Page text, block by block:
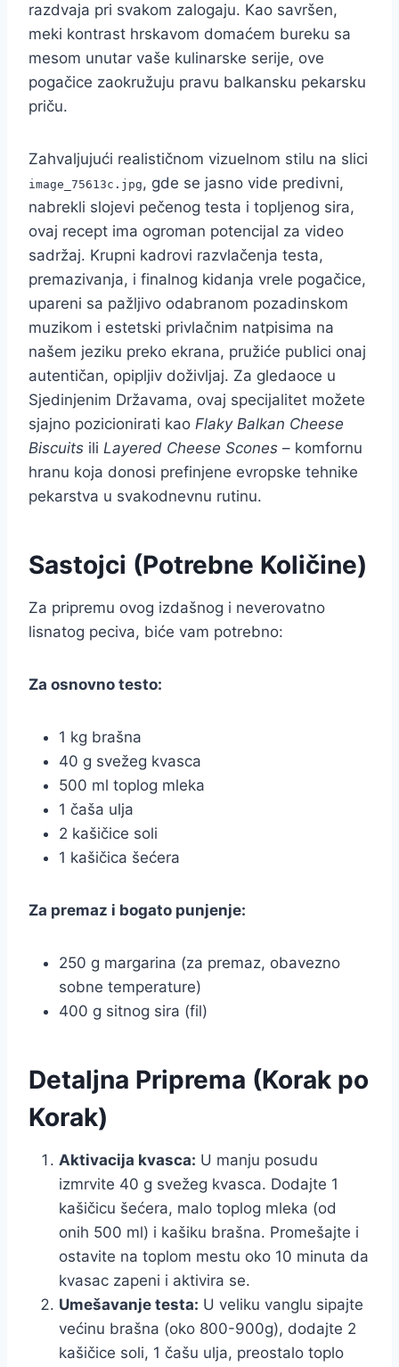
razdvaja pri svakom zalogaju. Kao savršen,
meki kontrast hrskavom domaćem bureku sa
mesom unutar vaše kulinarske serije, ove
pogačice zaokružuju pravu balkansku pekarsku
priču.
Zahvaljujući realističnom vizuelnom stilu na slici
image_75613c.jpg, gde se jasno vide predivni,
nabrekli slojevi pečenog testa i topljenog sira,
ovaj recept ima ogroman potencijal za video
sadržaj. Krupni kadrovi razvlačenja testa,
premazivanja, i finalnog kidanja vrele pogačice,
upareni sa pažljivo odabranom pozadinskom
muzikom i estetski privlačnim natpisima na
našem jeziku preko ekrana, pružiće publici onaj
autentičan, opipljiv doživljaj. Za gledaoce u
Sjedinjenim Državama, ovaj specijalitet možete
sjajno pozicionirati kao Flaky Balkan Cheese
Biscuits ili Layered Cheese Scones – komfornu
hranu koja donosi prefinjene evropske tehnike
pekarstva u svakodnevnu rutinu.
Sastojci (Potrebne Količine)
Za pripremu ovog izdašnog i neverovatno
lisnatog peciva, biće vam potrebno:
Za osnovno testo:
1 kg brašna
40 g svežeg kvasca
500 ml toplog mleka
1 čaša ulja
2 kašičice soli
1 kašičica šećera
Za premaz i bogato punjenje:
250 g margarina (za premaz, obavezno
sobne temperature)
400 g sitnog sira (fil)
Detaljna Priprema (Korak po
Korak)
Aktivacija kvasca: U manju posudu
izmrvite 40 g svežeg kvasca. Dodajte 1
kašičicu šećera, malo toplog mleka (od
onih 500 ml) i kašiku brašna. Promešajte i
ostavite na toplom mestu oko 10 minuta da
kvasac zapeni i aktivira se.
Umešavanje testa: U veliku vanglu sipajte
većinu brašna (oko 800-900g), dodajte 2
kašičice soli, 1 čašu ulja, preostalo toplo